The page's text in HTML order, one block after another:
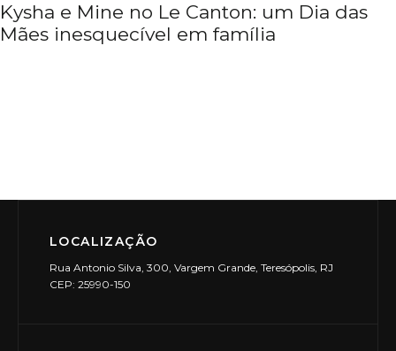
Kysha e Mine no Le Canton: um Dia das
Mães inesquecível em família
LOCALIZAÇÃO
Rua Antonio Silva, 300, Vargem Grande, Teresópolis, RJ
CEP: 25990-150